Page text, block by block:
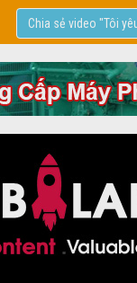
Chia sẻ video "Tôi